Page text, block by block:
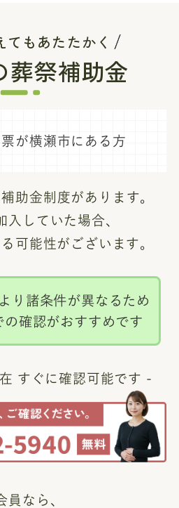
てもあたたかく
葬祭補助金
が横瀬市にある方
助金制度があります。
入していた場合、
可能性がございます。
り諸条件が異なるため
の確認がおすすめです
すぐに確認可能です -
員なら、